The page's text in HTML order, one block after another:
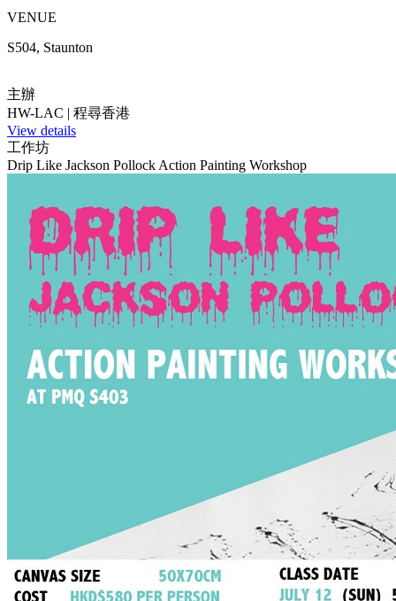
VENUE
S504, Staunton
主辦
HW-LAC | 程尋香港
View details
工作坊
Drip Like Jackson Pollock Action Painting Workshop